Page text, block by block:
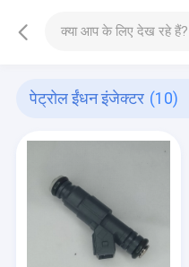
पेट्रोल ईंधन इंजेक्टर (10)